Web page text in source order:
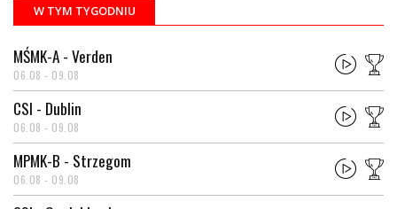
W TYM TYGODNIU
MŚMK-A - Verden
06.08 - 09.08
CSI - Dublin
06.08 - 09.08
MPMK-B - Strzegom
06.08 - 09.08